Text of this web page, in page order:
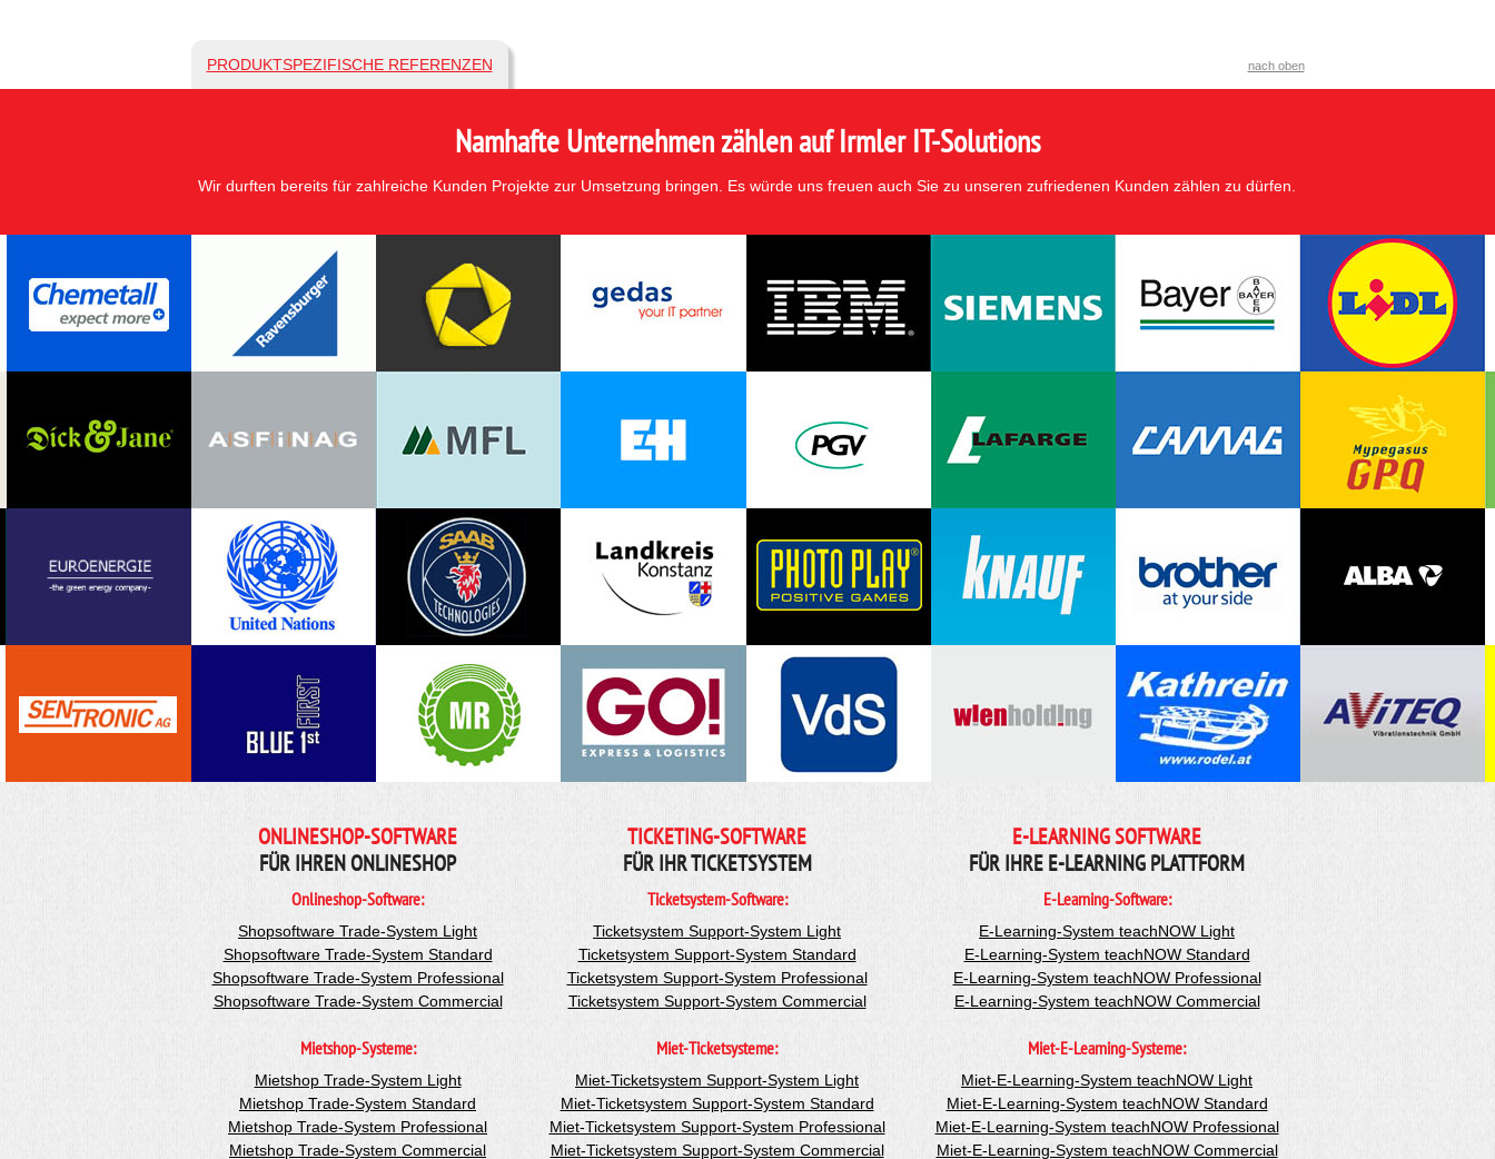
PRODUKTSPEZIFISCHE REFERENZEN nach oben
Namhafte Unternehmen zählen auf Irmler IT-Solutions
Wir durften bereits für zahlreiche Kunden Projekte zur Umsetzung bringen. Es würde uns freuen auch Sie zu unseren zufriedenen Kunden zählen zu dürfen.
ONLINESHOP-SOFTWARE
FÜR IHREN ONLINESHOP
Onlineshop-Software:
Shopsoftware Trade-System Light
Shopsoftware Trade-System Standard
Shopsoftware Trade-System Professional
Shopsoftware Trade-System Commercial
Mietshop-Systeme:
Mietshop Trade-System Light
Mietshop Trade-System Standard
Mietshop Trade-System Professional
Mietshop Trade-System Commercial
TICKETING-SOFTWARE
FÜR IHR TICKETSYSTEM
Ticketsystem-Software:
Ticketsystem Support-System Light
Ticketsystem Support-System Standard
Ticketsystem Support-System Professional
Ticketsystem Support-System Commercial
Miet-Ticketsysteme:
Miet-Ticketsystem Support-System Light
Miet-Ticketsystem Support-System Standard
Miet-Ticketsystem Support-System Professional
Miet-Ticketsystem Support-System Commercial
E-LEARNING SOFTWARE
FÜR IHRE E-LEARNING PLATTFORM
E-Learning-Software:
E-Learning-System teachNOW Light
E-Learning-System teachNOW Standard
E-Learning-System teachNOW Professional
E-Learning-System teachNOW Commercial
Miet-E-Learning-Systeme:
Miet-E-Learning-System teachNOW Light
Miet-E-Learning-System teachNOW Standard
Miet-E-Learning-System teachNOW Professional
Miet-E-Learning-System teachNOW Commercial